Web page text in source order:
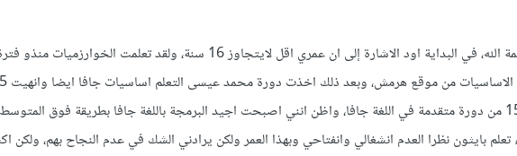
السلام عليكم ورحمة الله، في البداية اود الاشارة إلى ان عمري اقل لايتجاوز 16 سنة، ولقد تعلمت
والان في الدرس 15 من دورة متقدمة في اللغة جافا، واظن انني اصبحت اجيد البرمجة باللغة جافا بطريقة فوق
تعلم بايثون نظرا العدم انشغالي وانفتاحي وبهذا العمر ولكن يرادني الشك في عدم النجاح بهم، ولكن